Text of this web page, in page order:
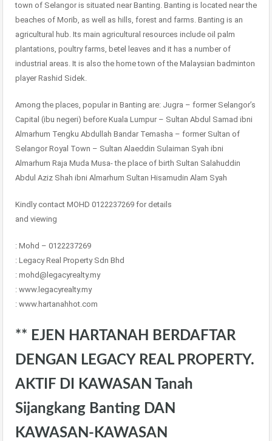
town of Selangor is situated near Banting. Banting is located near the
beaches of Morib, as well as hills, forest and farms. Banting is an
agricultural hub. Its main agricultural resources include oil palm
plantations, poultry farms, betel leaves and it has a number of
industrial areas. It is also the home town of the Malaysian badminton
player Rashid Sidek.
Among the places, popular in Banting are: Jugra – former Selangor’s
Capital (ibu negeri) before Kuala Lumpur – Sultan Abdul Samad ibni
Almarhum Tengku Abdullah Bandar Temasha – former Sultan of
Selangor Royal Town – Sultan Alaeddin Sulaiman Syah ibni
Almarhum Raja Muda Musa- the place of birth Sultan Salahuddin
Abdul Aziz Shah ibni Almarhum Sultan Hisamudin Alam Syah
Kindly contact MOHD 0122237269 for details
and viewing
: Mohd – 0122237269
: Legacy Real Property Sdn Bhd
: mohd@legacyrealty.my
: www.legacyrealty.my
: www.hartanahhot.com
** EJEN HARTANAH BERDAFTAR
DENGAN LEGACY REAL PROPERTY.
AKTIF DI KAWASAN Tanah
Sijangkang Banting DAN
KAWASAN-KAWASAN